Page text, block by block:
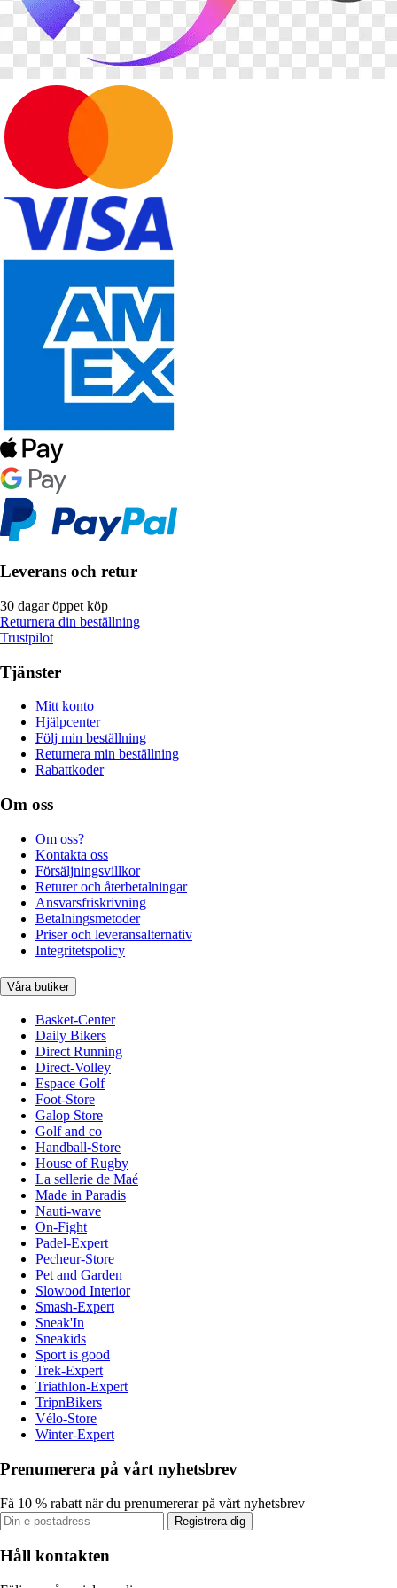
Leverans och retur
30 dagar öppet köp
Returnera din beställning
Trustpilot
Tjänster
Mitt konto
Hjälpcenter
Följ min beställning
Returnera min beställning
Rabattkoder
Om oss
Om oss?
Kontakta oss
Försäljningsvillkor
Returer och återbetalningar
Ansvarsfriskrivning
Betalningsmetoder
Priser och leveransalternativ
Integritetspolicy
Våra butiker
Basket-Center
Daily Bikers
Direct Running
Direct-Volley
Espace Golf
Foot-Store
Galop Store
Golf and co
Handball-Store
House of Rugby
La sellerie de Maé
Made in Paradis
Nauti-wave
On-Fight
Padel-Expert
Pecheur-Store
Pet and Garden
Slowood Interior
Smash-Expert
Sneak'In
Sneakids
Sport is good
Trek-Expert
Triathlon-Expert
TripnBikers
Vélo-Store
Winter-Expert
Prenumerera på vårt nyhetsbrev
Få 10 % rabatt när du prenumererar på vårt nyhetsbrev
Registrera dig
Håll kontakten